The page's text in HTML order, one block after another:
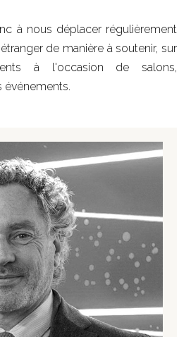
à nous déplacer régulièrement
de manière à soutenir, sur
à l'occasion de salons,
événements.